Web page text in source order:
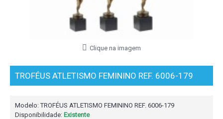
Clique na imagem
TROFÉUS ATLETISMO FEMININO REF. 6006-179
Modelo:TROFÉUS ATLETISMO FEMININO REF. 6006-179
Disponibilidade: Existente